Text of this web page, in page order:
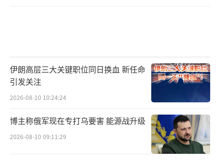
伊朗高层三大关键职位同日换血 新任命
引发关注
2026-08-10 10:24:24
博主称俄军现在专打乌要害 能源战升级
2026-08-10 09:11:29